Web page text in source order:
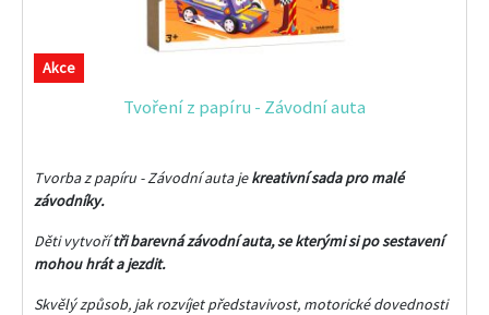
Akce
Tvoření z papíru - Závodní auta
Tvorba z papíru - Závodní auta jekreativní sada pro malé
závodníky.
Děti vytvořítři barevná závodní auta, se kterými si po sestavení
mohou hrát a jezdit.
Skvělý způsob, jak rozvíjet představivost, motorické dovednosti